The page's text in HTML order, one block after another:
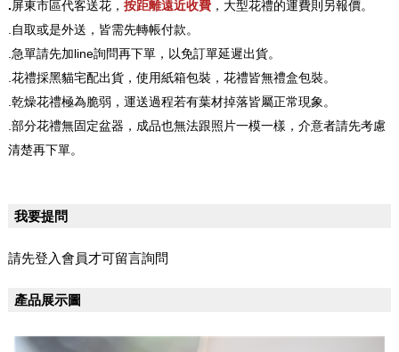
.屏東市區代客送花， 按距離遠近收費，大型花禮的運費則另報價。
.自取或是外送，皆需先轉帳付款。
.急單請先加line詢問再下單，以免訂單延遲出貨。
.花禮採黑貓宅配出貨，使用紙箱包裝，花禮皆無禮盒包裝。
.乾燥花禮極為脆弱，運送過程若有葉材掉落皆屬正常現象。
.部分花禮無固定盆器，成品也無法跟照片一模一樣，介意者請先考慮
清楚再下單。
我要提問
請先登入會員才可留言詢問
產品展示圖